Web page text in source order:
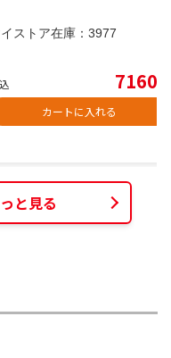
ストア在庫： 3977
7160
カートに入れる
と見る